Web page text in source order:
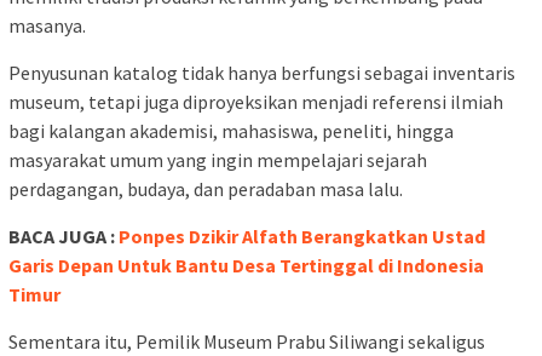
masanya.
Penyusunan katalog tidak hanya berfungsi sebagai inventaris
museum, tetapi juga diproyeksikan menjadi referensi ilmiah
bagi kalangan akademisi, mahasiswa, peneliti, hingga
masyarakat umum yang ingin mempelajari sejarah
perdagangan, budaya, dan peradaban masa lalu.
BACA JUGA : Ponpes Dzikir Alfath Berangkatkan Ustad
Garis Depan Untuk Bantu Desa Tertinggal di Indonesia
Timur
Sementara itu, Pemilik Museum Prabu Siliwangi sekaligus